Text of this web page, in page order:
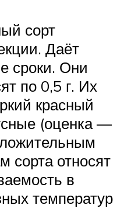
сорт
Даёт
сроки. Они
по 0,5 г. Их
красный
(оценка —
сорта относят
в
температур